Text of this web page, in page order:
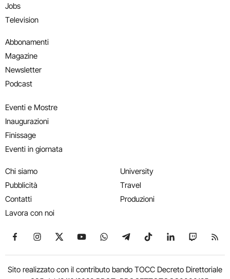
Jobs
Television
Abbonamenti
Magazine
Newsletter
Podcast
Eventi e Mostre
Inaugurazioni
Finissage
Eventi in giornata
Chi siamo
Pubblicità
Contatti
Lavora con noi
University
Travel
Produzioni
Seguici su Facebook
Seguici su Instagram
Seguici su X
Seguici su YouTube
Seguici su WhatsApp
Seguici su Telegram
Seguici su TikTok
Seguici su
Seguici
Sito realizzato con il contributo bando TOCC Decreto Direttoriale